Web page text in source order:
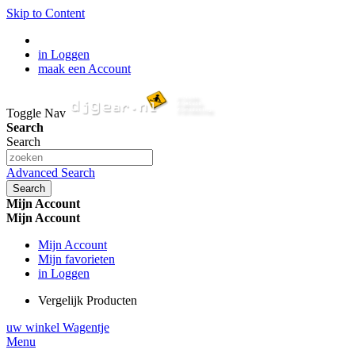
Skip to Content
in Loggen
maak een Account
Toggle Nav
Search
Search
Advanced Search
Search
Mijn Account
Mijn Account
Mijn Account
Mijn favorieten
in Loggen
Vergelijk Producten
uw winkel Wagentje
Menu